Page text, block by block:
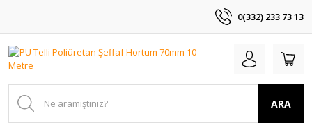
0(332) 233 73 13
ARA